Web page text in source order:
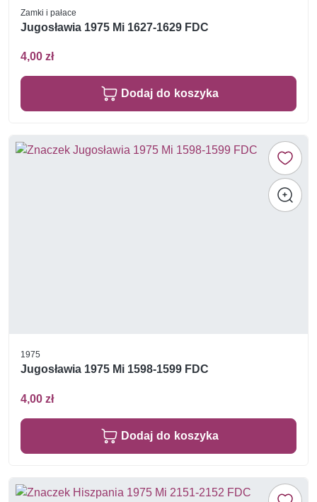
Zamki i pałace
Jugosławia 1975 Mi 1627-1629 FDC
4,00 zł
Dodaj do koszyka
1975
Jugosławia 1975 Mi 1598-1599 FDC
4,00 zł
Dodaj do koszyka